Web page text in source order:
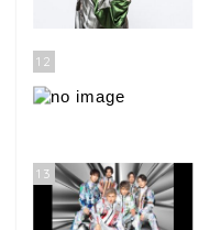
12
13